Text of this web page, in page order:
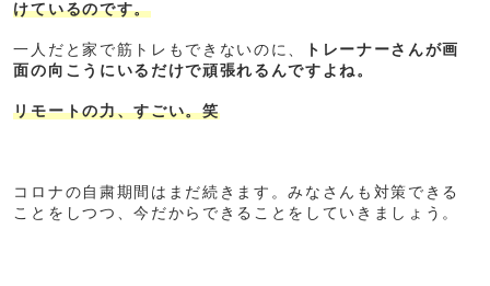
けているのです。
一人だと家で筋トレもできないのに、
トレーナーさんが画
面の向こうにいるだけで頑張れるんですよね。
リモートの力、すごい。笑
コロナの自粛期間はまだ続きます。みなさんも対策できる
ことをしつつ、今だからできることをしていきましょう。